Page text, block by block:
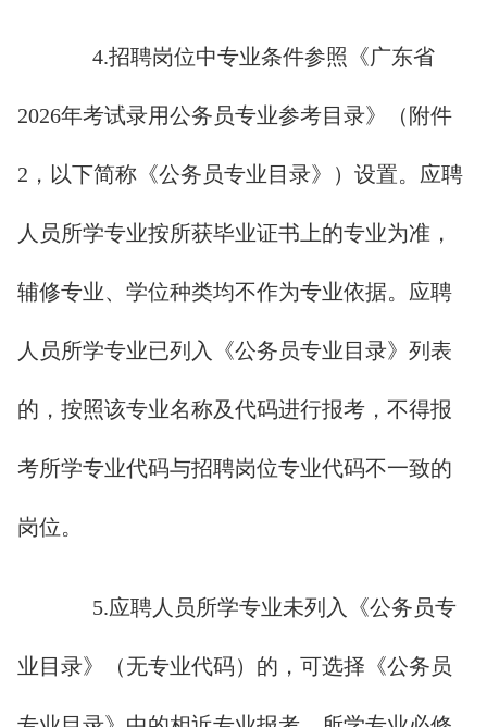
4.招聘岗位中专业条件参照《广东省
2026年考试录用公务员专业参考目录》（附件
2，以下简称《公务员专业目录》）设置。应聘
人员所学专业按所获毕业证书上的专业为准，
辅修专业、学位种类均不作为专业依据。应聘
人员所学专业已列入《公务员专业目录》列表
的，按照该专业名称及代码进行报考，不得报
考所学专业代码与招聘岗位专业代码不一致的
岗位。
5.应聘人员所学专业未列入《公务员专
业目录》（无专业代码）的，可选择《公务员